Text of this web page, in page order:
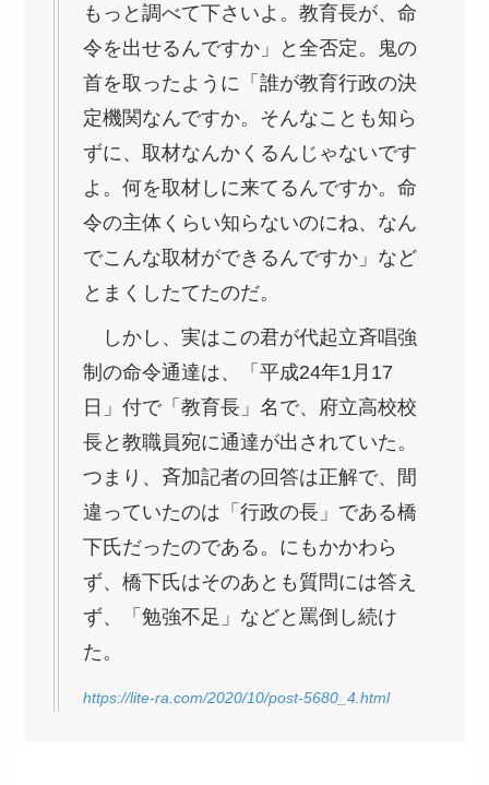
もっと調べて下さいよ。教育長が、命
令を出せるんですか」と全否定。鬼の
首を取ったように「誰が教育行政の決
定機関なんですか。そんなことも知ら
ずに、取材なんかくるんじゃないです
よ。何を取材しに来てるんですか。命
令の主体くらい知らないのにね、なん
でこんな取材ができるんですか」など
とまくしたてたのだ。
しかし、実はこの君が代起立斉唱強
制の命令通達は、「平成24年1月17
日」付で「教育長」名で、府立高校校
長と教職員宛に通達が出されていた。
つまり、斉加記者の回答は正解で、間
違っていたのは「行政の長」である橋
下氏だったのである。にもかかわら
ず、橋下氏はそのあとも質問には答え
ず、「勉強不足」などと罵倒し続け
た。
https://lite-ra.com/2020/10/post-5680_4.html